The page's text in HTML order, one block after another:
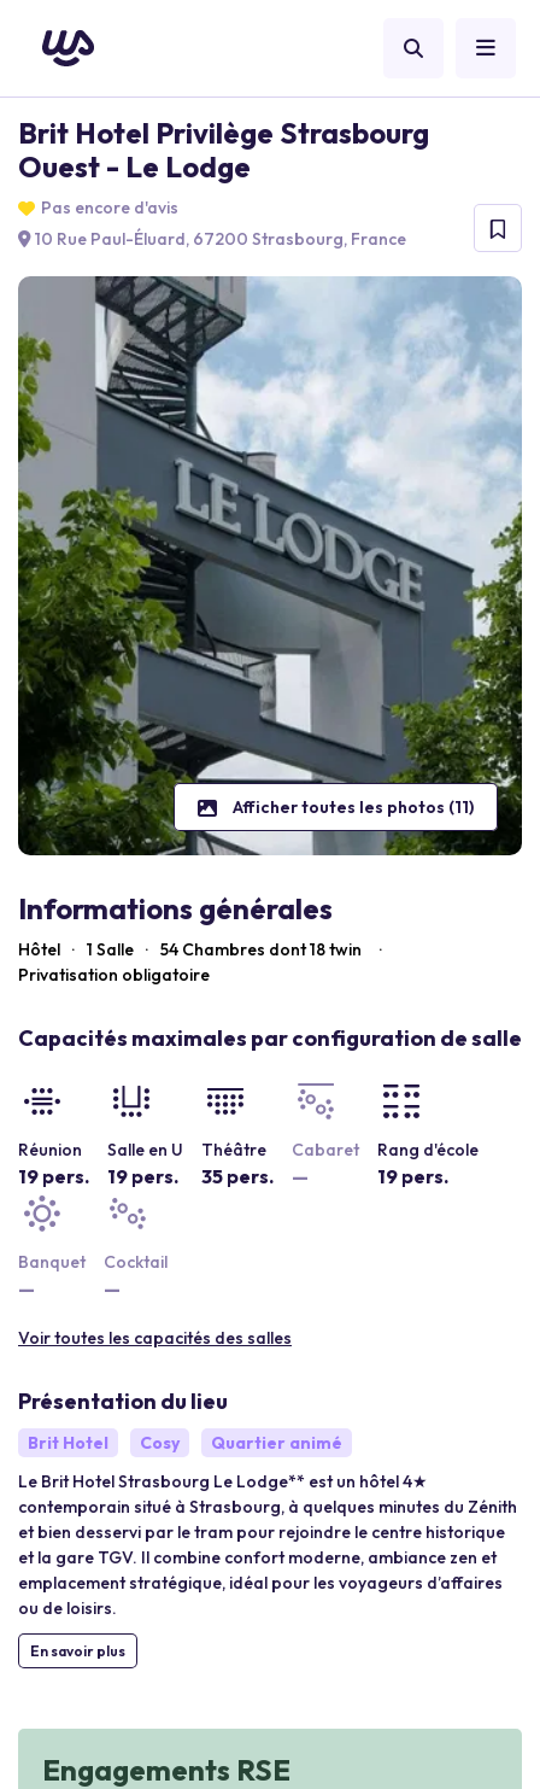
Brit Hotel Privilège Strasbourg
Ouest - Le Lodge
Pas encore d'avis
10 Rue Paul-Éluard, 67200 Strasbourg, France
Afficher toutes les photos (11)
Informations générales
Hôtel · 1 Salle · 54 Chambres dont 18 twin
·
Privatisation obligatoire
Capacités maximales par configuration de salle
Réunion
19 pers.
Salle en U
19 pers.
Théâtre
35 pers.
Cabaret
—
Rang d'école
19 pers.
Banquet
—
Cocktail
—
Voir toutes les capacités des salles
Présentation du lieu
Brit Hotel Cosy
Quartier animé
Le Brit Hotel Strasbourg Le Lodge** est un hôtel 4★
contemporain situé à Strasbourg, à quelques minutes du Zénith
et bien desservi par le tram pour rejoindre le centre historique
et la gare TGV. Il combine confort moderne, ambiance zen et
emplacement stratégique, idéal pour les voyageurs d’affaires
ou de loisirs.
En savoir plus
Engagements RSE